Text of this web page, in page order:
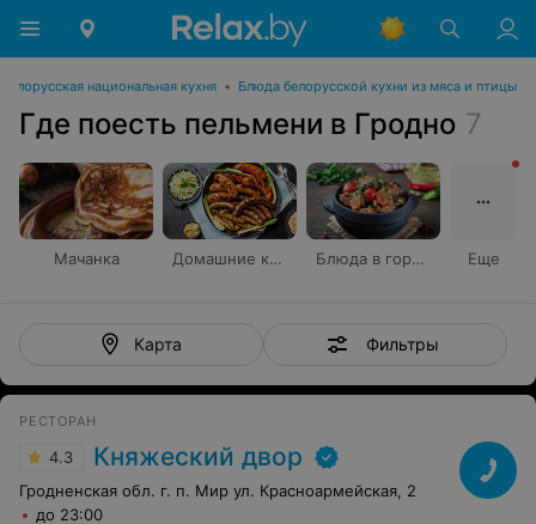
Белорусская национальная кухня • Блюда белорусской кухни из мяса и птицы
Где поесть пельмени в Гродно 7
Мачанка Домашние колбаски Блюда в горшочке Еще
Карта Фильтры
РЕСТОРАН
4.3 Княжеский двор
Гродненская обл. г. п. Мир ул. Красноармейская, 2
до 23:00